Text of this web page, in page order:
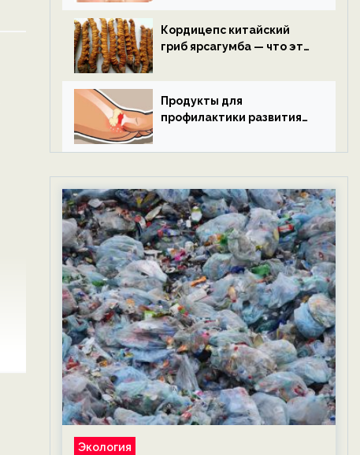
Кордицепс китайский
гриб ярсагумба — что это
Продукты для
профилактики развития
Экология